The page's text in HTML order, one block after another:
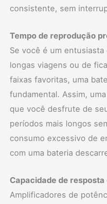
consistente, sem
Tempo de reprodução
Se você é um
longas viagens ou de
faixas favoritas, uma
fundamental. Assim,
que você desfrute de
períodos mais longos
consumo excessivo de
com uma bateria
Capacidade de
Amplificadores de